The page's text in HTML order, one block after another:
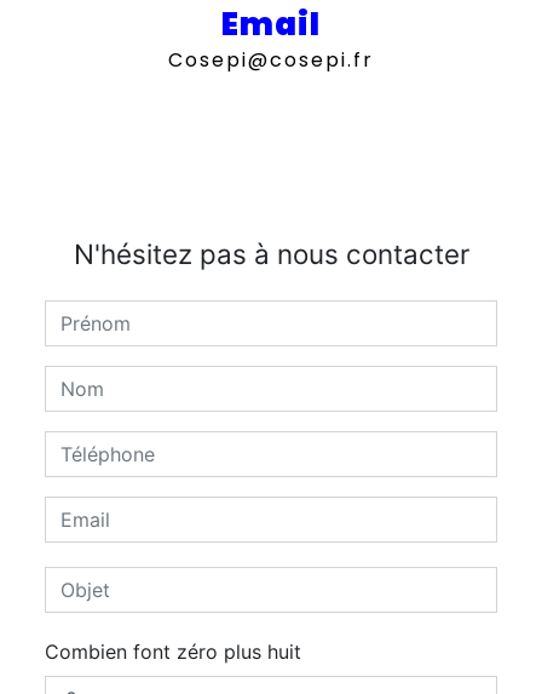
Email
cosepi@cosepi.fr
N'hésitez pas à nous contacter
Combien font zéro plus huit